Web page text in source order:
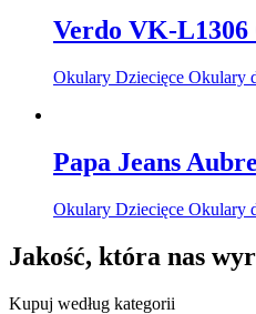
Verdo VK-L1306
Okulary Dziecięce Okulary
Papa Jeans
Okulary Dziecięce Okulary
Jakość, która nas
Kupuj według kategorii